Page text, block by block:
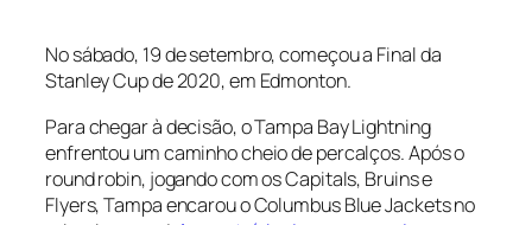
No sábado, 19 de setembro, começou a Final da
Stanley Cup de 2020, em Edmonton.
Para chegar à decisão, o Tampa Bay Lightning
enfrentou um caminho cheio de percalços. Após o
round robin, jogando com os Capitals, Bruins e
Flyers, Tampa encarou o Columbus Blue Jackets no